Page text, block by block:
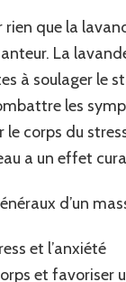
rien que la
La
à soulager le
les
le corps du
a un effet
d’un
et l’anxiété
et favoriser